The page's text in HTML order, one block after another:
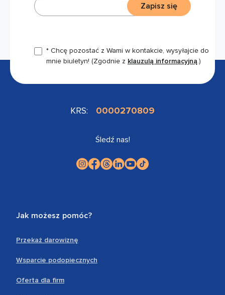
* Chcę pozostać z Wami w kontakcie, wysyłajcie do
mnie biuletyn! (Zgodnie z klauzulą informacyjną.)
Zapisz się
KRS: 0000270809
Śledź nas!
Jak możesz pomóc?
Przekaż darowiznę
Wsparcie podopiecznych
Oferta dla firm